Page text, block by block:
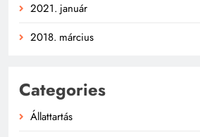
2021. január
2018. március
Categories
Állattartás